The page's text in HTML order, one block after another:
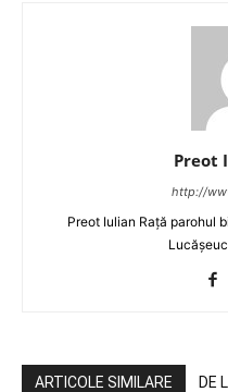
Preot
http://
Preot Iulian Rață parohul
ARTICOLE SIMILARE DE